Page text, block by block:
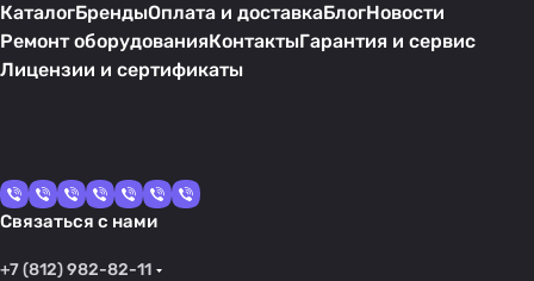
КаталогБрендыОплата и доставкаБлогНовости
Ремонт оборудованияКонтактыГарантия и сервис
Лицензии и сертификаты
Связаться с нами
+7 (812) 982-82-11